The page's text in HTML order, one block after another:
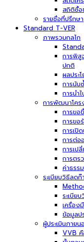
สถิติซื้อ
รายชื่อที่ปรึกษา
Standard T-VER
ภาพรวมกลไก
การพิสู
ปกติ
ผลประ
การนับ
การนำ
การพัฒนาโคร
การขอ
การขอ
การเปิ
การต่อ
การเป
การตร
ค่าธรร
ระเบียบวิธีลดก๊
ระเบีย
เครื่อง
ข้อมูลป
ผู้ประเมินภาย
VVB คื